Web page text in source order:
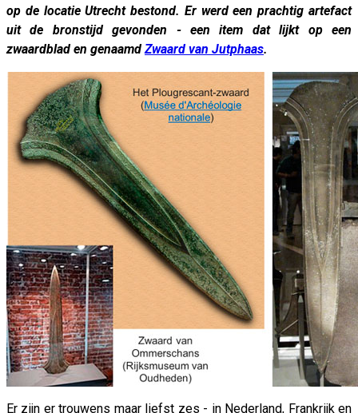
op de locatie Utrecht bestond. Er werd een prachtig artefact
uit de bronstijd gevonden - een item dat lijkt op een
zwaardblad en genaamdZwaard van Jutphaas.
Er zijn er trouwens maar liefst zes - in Nederland, Frankrijk en